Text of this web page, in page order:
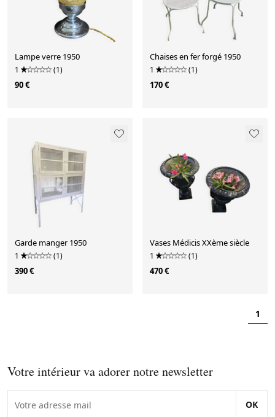
Lampe verre 1950
1 (1)
90 €
Chaises en fer forgé 1950
1 (1)
170 €
Garde manger 1950
1 (1)
390 €
Vases Médicis XXème siècle
1 (1)
470 €
1
Votre intérieur va adorer notre newsletter
OK